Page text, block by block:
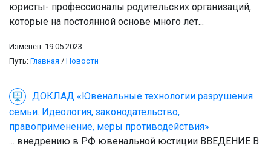
юристы- профессионалы родительских организаций,
которые на постоянной основе много лет...
Изменен: 19.05.2023
Путь: Главная / Новости
ДОКЛАД «Ювенальные технологии разрушения
семьи. Идеология, законодательство,
правоприменение, меры противодействия»
... внедрению в РФ ювенальной юстиции ВВЕДЕНИЕ В